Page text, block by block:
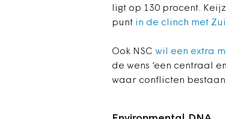
ligt op 130 procent.
punt in de clinch met
Ook NSC wil een extra
de wens ‘een centraal
waar conflicten